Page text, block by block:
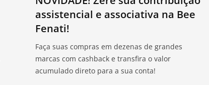
assistencial e associativa na Bee
Fenati!
Faça suas compras em dezenas de grandes
marcas com cashback e transfira o valor
acumulado direto para a sua conta!